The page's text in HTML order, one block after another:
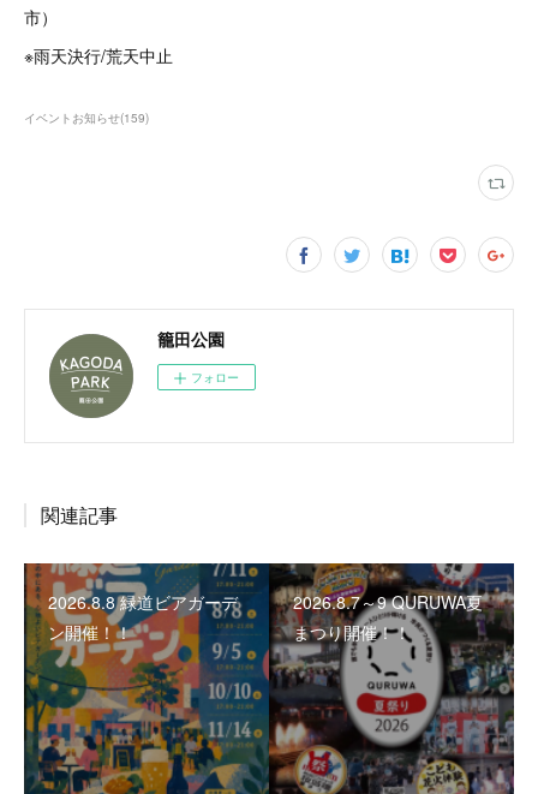
市）
※雨天決行/荒天中止
イベントお知らせ(159)
籠田公園
フォロー
関連記事
2026.8.8 緑道ビアガーデ
ン開催！！
2026.8.7～9 QURUWA夏
まつり開催！！